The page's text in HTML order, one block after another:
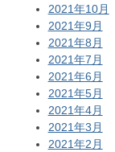
2021年10月
2021年9月
2021年8月
2021年7月
2021年6月
2021年5月
2021年4月
2021年3月
2021年2月